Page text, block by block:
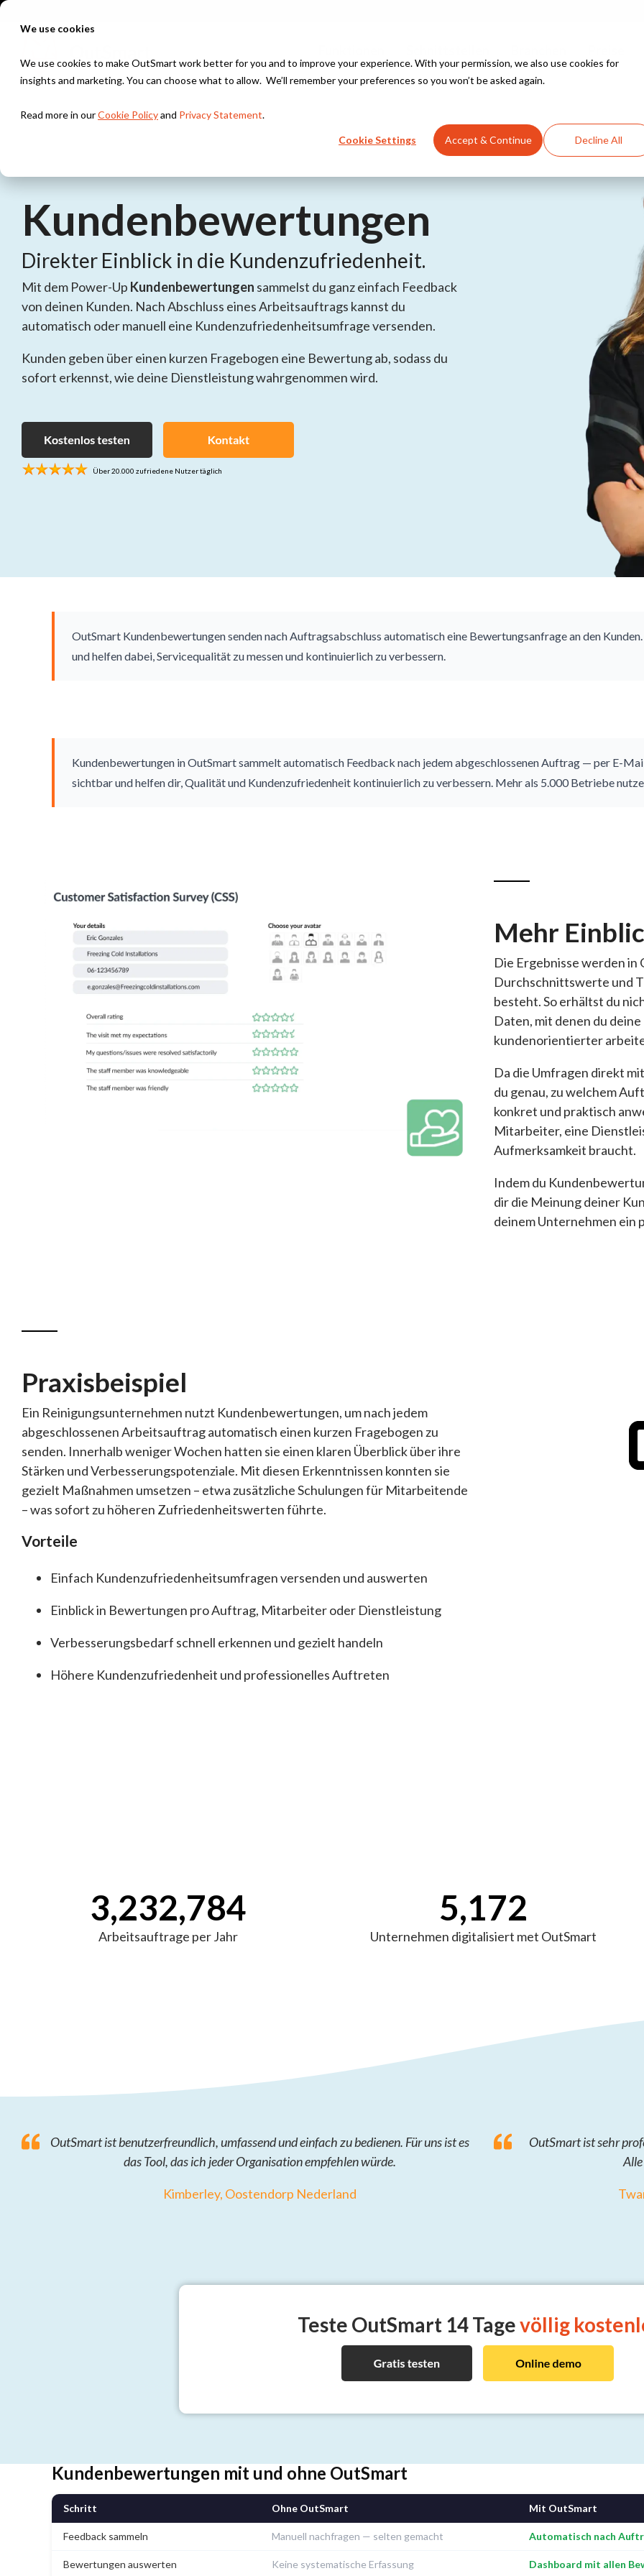
We use cookies
We use cookies to make OutSmart work better for you and to improve your experience. With your permission, we also use cookies for
insights and marketing. You can choose what to allow. We’ll remember your preferences so you won’t be asked again.
Read more in ourCookie Policyand Privacy Statement.
Cookie Settings Accept & Continue Decline All
Skip
content.
Huisjes
Even kijken wat 'ie hiermee doet
Testing 1
Testing 2
Testing 3
Checklists
Met mooie vakjes en vinkjes
Werkbon
Sub Nav 1
Sub Nav 2
Column Headline
Sub Nav 1
Sub Nav 2
Kundenbewertungen
Direkter Einblick in die Kundenzufriedenheit.
Mit dem Power-Up Kundenbewertungen sammelst du ganz einfach Feedback
von deinen Kunden. Nach Abschluss eines Arbeitsauftrags kannst du
automatisch oder manuell eine Kundenzufriedenheitsumfrage versenden.
Kunden geben über einen kurzen Fragebogen eine Bewertung ab, sodass du
sofort erkennst, wie deine Dienstleistung wahrgenommen wird.
Über 20.000 zufriedene Nutzer täglich
OutSmart Kundenbewertungen senden nach Auftragsabschluss automatisch eine Bewertungsanfrage an den
und helfen dabei, Servicequalität zu messen und kontinuierlich zu verbessern.
Kundenbewertungen in OutSmart sammelt automatisch Feedback nach jedem abgeschlossenen Auftrag — per E-
sichtbar und helfen dir, Qualität und Kundenzufriedenheit kontinuierlich zu verbessern. Mehr als 5.000 Betriebe
Mehr
Die Ergebnisse werden
Durchschnittswerte und
besteht. So erhältst du
Daten, mit denen du
kundenorientierter
Da die Umfragen direkt
du genau, zu welchem
konkret und praktisch
Mitarbeiter, eine
Aufmerksamkeit braucht.
Indem du
dir die Meinung deiner
deinem Unternehmen ein
Praxisbeispiel
Ein Reinigungsunternehmen nutzt Kundenbewertungen, um nach jedem
abgeschlossenen Arbeitsauftrag automatisch einen kurzen Fragebogen zu
senden. Innerhalb weniger Wochen hatten sie einen klaren Überblick über ihre
Stärken und Verbesserungspotenziale. Mit diesen Erkenntnissen konnten sie
gezielt Maßnahmen umsetzen – etwa zusätzliche Schulungen für Mitarbeitende
– was sofort zu höheren Zufriedenheitswerten führte.
Vorteile
Einfach Kundenzufriedenheitsumfragen versenden und auswerten
Einblick in Bewertungen pro Auftrag, Mitarbeiter oder Dienstleistung
Verbesserungsbedarf schnell erkennen und gezielt handeln
Höhere Kundenzufriedenheit und professionelles Auftreten
3,232,784
Arbeitsauftrage per Jahr
5,172
Unternehmen digitalisiert met OutSmart
OutSmart ist benutzerfreundlich, umfassend und einfach zu bedienen. Für uns ist es
das Tool, das ich jeder Organisation empfehlen würde.
Kimberley, Oostendorp Nederland
OutSmart ist sehr
Teste OutSmart 14 Tagevöllig
Kundenbewertungen mit und ohne OutSmart
Schritt Ohne OutSmart Mit OutSmart
Feedback sammeln Manuell nachfragen — selten gemacht Automatisch nach
Bewertungen auswerten Keine systematische Erfassung Dashboard mit allen